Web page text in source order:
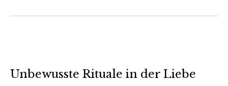
Unbewusste Rituale in der Liebe